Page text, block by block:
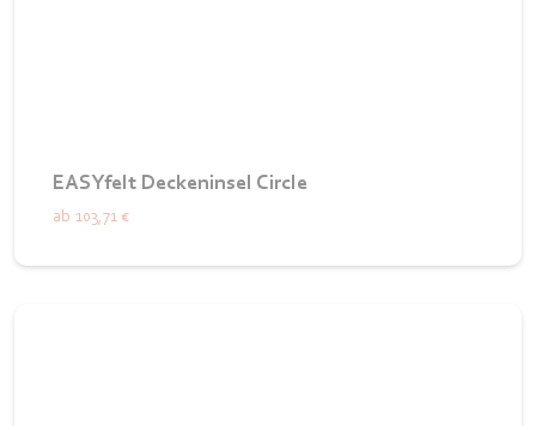
EASYfelt Deckeninsel Circle
ab 103,71 €